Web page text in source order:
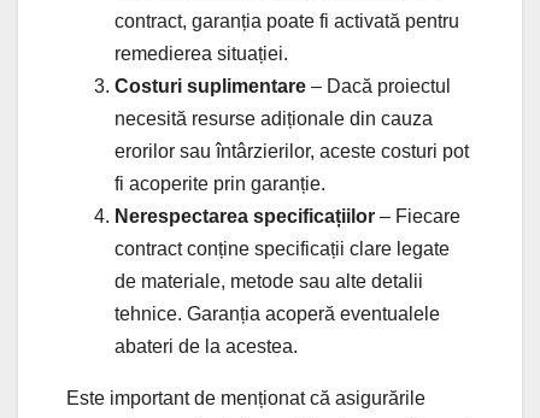
contract, garanția poate fi activată pentru
remedierea situației.
Costuri suplimentare – Dacă proiectul
necesită resurse adiționale din cauza
erorilor sau întârzierilor, aceste costuri pot
fi acoperite prin garanție.
Nerespectarea specificațiilor – Fiecare
contract conține specificații clare legate
de materiale, metode sau alte detalii
tehnice. Garanția acoperă eventualele
abateri de la acestea.
Este important de menționat că asigurările